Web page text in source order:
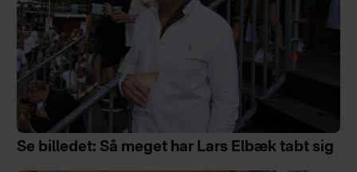
Se billedet: Så meget har Lars Elbæk tabt sig